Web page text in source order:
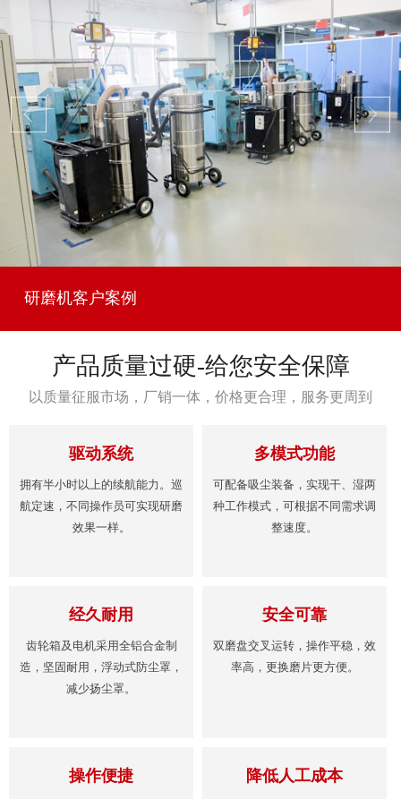
研磨机客户案例
产品质量过硬-给您安全保障
以质量征服市场，厂销一体，价格更合理，服务更周到
驱动系统
拥有半小时以上的续航能力。巡
航定速，不同操作员可实现研磨
效果一样。
多模式功能
可配备吸尘装备，实现干、湿两
种工作模式，可根据不同需求调
整速度。
经久耐用
齿轮箱及电机采用全铝合金制
造，坚固耐用，浮动式防尘罩，
减少扬尘罩。
安全可靠
双磨盘交叉运转，操作平稳，效
率高，更换磨片更方便。
操作便捷 降低人工成本